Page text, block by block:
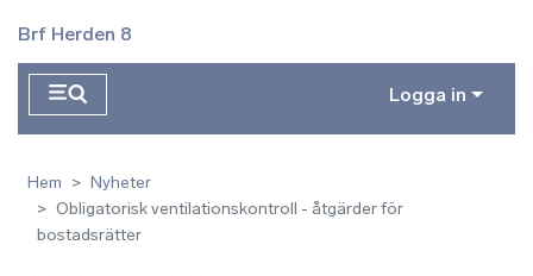
Brf Herden 8
Logga in
Hem
Nyheter
Obligatorisk ventilationskontroll - åtgärder för
bostadsrätter